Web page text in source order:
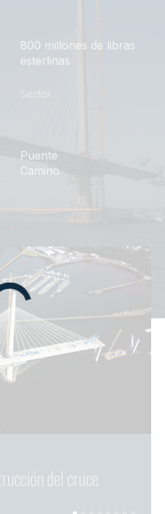
800 millones de libras
esterlinas
Sector
Puente
Camino
del cruce